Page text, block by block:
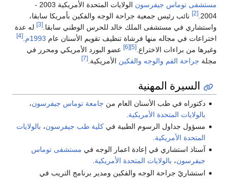
مستشفى توماس جيفرسون
الولايات المتحدة الأمريكية 2003 -
2004.
[2]
نائب رئيس جمعية جراحة الوجه والفكين بأمريكا سابقا،
واستشاري في مستشفى الملك خالد للحرس الوطني سابقا. [3]
له عدة
اختراعات في مجاله منها فرشاة تنظيف تقويم الأسنان عام 1993م [4]
وغيرها من براءات الاختراع. [5]
[6]
عضو البورد الأمريكي ومحرر في
مجلة جراحة الفم والوجه والفكين الأمريكية. [7]
السيرة المهنية
دكتوراه في طب الأسنان العام من جامعة توماس جيفرسون،
بالولايات المتحدة الأمريكية
مسؤول جداول الرسوم الطبية فيكلية طب جيفرسون، بالولايات
المتحدة الأمريكية
آستاذ استشاري في إعادة اعمار الوجه في مستشفى توماس
جيفرسون، بالولايات المتحدة الأمريكية.
استشاريّ جراحة الوجه والفكين ومدير برنامج التريب في